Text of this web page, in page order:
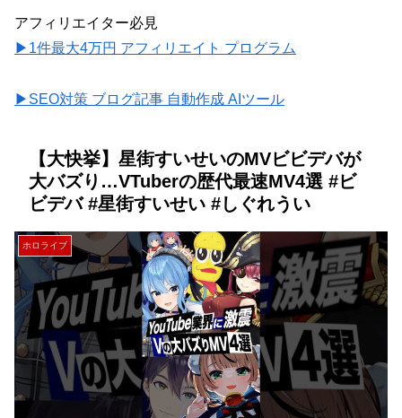
アフィリエイター必見
▶1件最大4万円 アフィリエイト プログラム
▶SEO対策 ブログ記事 自動作成 AIツール
【大快挙】星街すいせいのMVビビデバが
大バズり…VTuberの歴代最速MV4選 #ビ
ビデバ #星街すいせい #しぐれうい
ホロライブ